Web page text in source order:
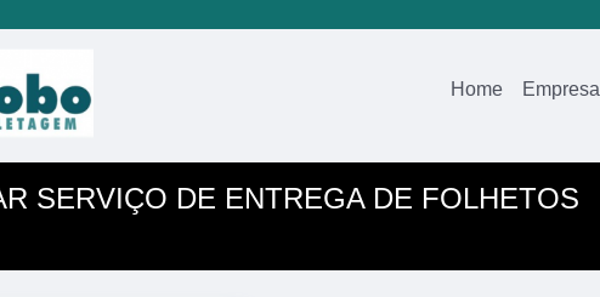
Home Empresa
SERVIÇO DE ENTREGA DE FOLHETOS